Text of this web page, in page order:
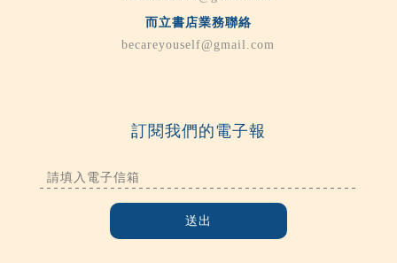
而立書店業務聯絡
becareyouself@gmail.com
訂閱我們的電子報
送出